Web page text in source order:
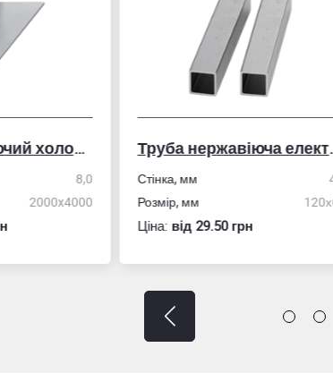
Лист нержавіючий холоднокатаний
8,0
2000x4000
Труба нержавіюча електрозварна профільна
Стінка, мм
Розмір, мм
Ціна:вiд 29.50 грн